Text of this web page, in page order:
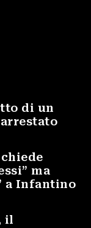
di un
ma
a Infantino
il